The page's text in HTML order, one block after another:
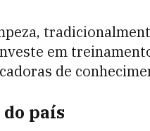
em
de
país